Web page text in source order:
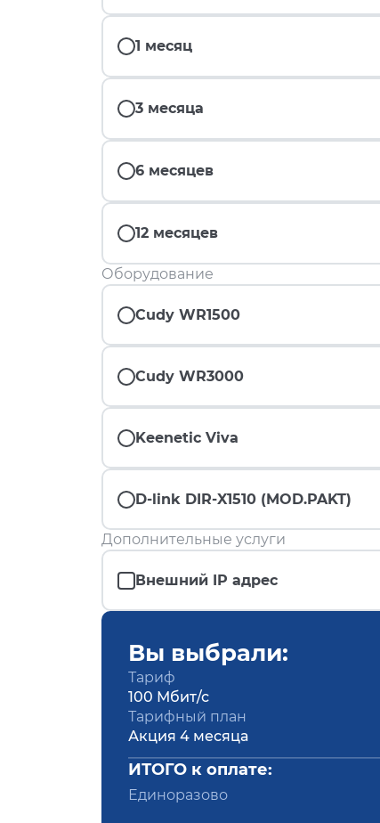
1 месяц
3 месяца
6 месяцев
12 месяцев
Оборудование
Cudy WR1500
Cudy WR3000
Keenetic Viva
D-link DIR-X1510 (MOD.PAKT)
Дополнительные услуги
Внешний IP адрес
Вы выбрали:
Тариф
100 Мбит/с
Тарифный план
Акция 4 месяца
ИТОГО к оплате:
Единоразово